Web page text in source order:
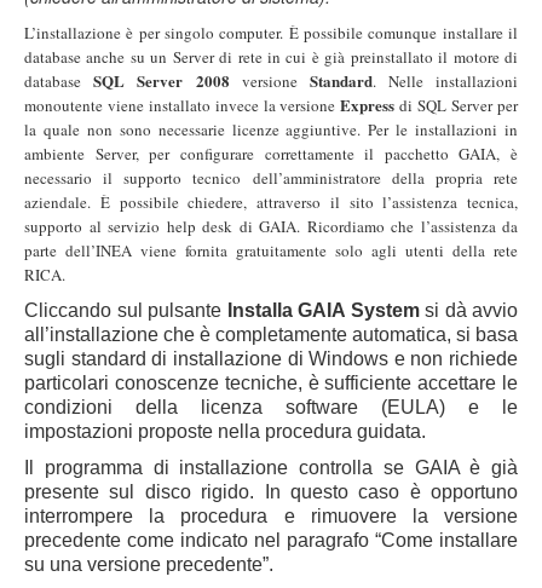
L’installazione è per singolo computer. È possibile comunque installare il
database anche su un Server di rete in cui è già preinstallato il motore di
database SQL Server 2008 versione Standard. Nelle installazioni
monoutente viene installato invece la versioneExpress di SQL Server per
la quale non sono necessarie licenze aggiuntive. Per le installazioni in
ambiente Server, per configurare correttamente il pacchetto GAIA, è
necessario il supporto tecnico dell’amministratore della propria rete
aziendale. È possibile chiedere, attraverso il sito l’assistenza tecnica,
supporto al servizio help desk di GAIA. Ricordiamo che l’assistenza da
parte dell’INEA viene fornita gratuitamente solo agli utenti della rete
RICA.
Cliccando sul pulsante Installa GAIA Systemsi dà avvio
all’installazione che è completamente automatica, si basa
sugli standard di installazione di Windows e non richiede
particolari conoscenze tecniche, è sufficiente accettare le
condizioni della licenza software (EULA) e le
impostazioni proposte nella procedura guidata.
Il programma di installazione controlla se GAIA è già
presente sul disco rigido. In questo caso è opportuno
interrompere la procedura e rimuovere la versione
precedente come indicato nel paragrafo “Come installare
su una versione precedente”.